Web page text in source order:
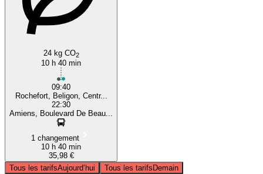
24 kg CO2
10 h 40 min
09:40
Rochefort, Beligon, Centr...
22:30
Amiens, Boulevard De Beau...
1 changement
10 h 40 min
35,98 €
Tous les tarifsAujourd’hui Tous les tarifsDemain